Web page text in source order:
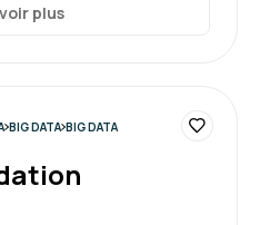
plus
BIG DATA BIG DATA